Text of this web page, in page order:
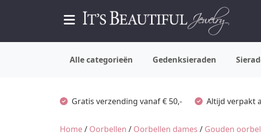
Alle categorieën Gedenksieraden
Gratis verzending vanaf € 50,- Altijd verpakt
Home/ Oorbellen / Oorbellen dames / Gouden